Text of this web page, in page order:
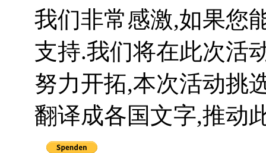
我们非常感激,如果您
支持.我们将在此次活
努力开拓,本次活动挑
翻译成各国文字,推动